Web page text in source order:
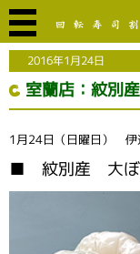
2016年1月24日
室蘭店：紋別
1月24日（日曜日）
■ 紋別産 大